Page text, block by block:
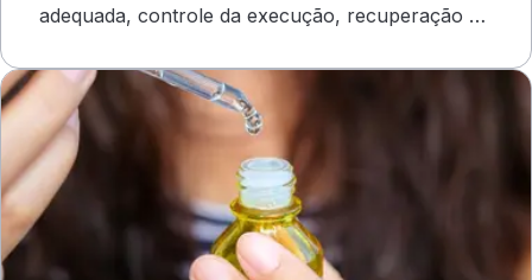
adequada, controle da execução, recuperação e